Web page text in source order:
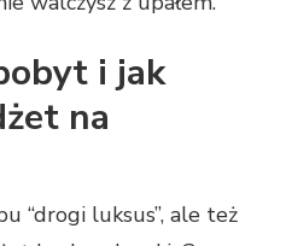
i jak
na
“drogi luksus”, ale też